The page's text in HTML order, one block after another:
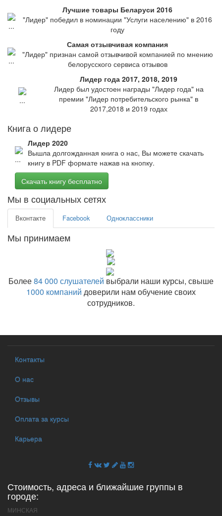
Лучшие товары Беларуси 2016
"Лидер" победил в номинации "Услуги населению" в 2016
году
Самая отзывчивая компания
"Лидер" признан самой отзывчивой компанией по мнению
белорусского сервиса отзывов
Лидер года 2017, 2018, 2019
Лидер был удостоен награды "Лидер года" на
премии "Лидер потребительского рынка" в
2017,2018 и 2019 годах
Книга о лидере
Лидер 2020
Вышла долгожданная книга о нас, Вы можете скачать
книгу в PDF формате нажав на кнопку.
Скачать книгу бесплатно
Мы в социальных сетях
Вконтакте Facebook Одноклассники
Мы принимаем
Более84 000 слушателей выбрали наши курсы, свыше
1000 компаний доверили нам обучение своих
сотрудников.
Контакты
О нас
Отзывы
Оплата за курсы
Карьера
Стоимость, адреса и ближайшие группы в
городе:
МИНСКАЯ